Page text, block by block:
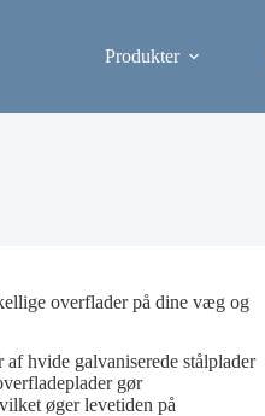
Produkter
overflader på dine væg og
hvide galvaniserede stålplader
gør
øger levetiden på